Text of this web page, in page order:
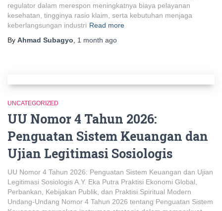
regulator dalam merespon meningkatnya biaya pelayanan
kesehatan, tingginya rasio klaim, serta kebutuhan menjaga
keberlangsungan industri Read more
By Ahmad Subagyo 1 month ago
UNCATEGORIZED
UU Nomor 4 Tahun 2026:
Penguatan Sistem Keuangan dan
Ujian Legitimasi Sosiologis
UU Nomor 4 Tahun 2026: Penguatan Sistem Keuangan dan Ujian
Legitimasi Sosiologis A.Y. Eka Putra Praktisi Ekonomi Global,
Perbankan, Kebijakan Publik, dan Praktisi Spiritual Modern
Undang-Undang Nomor 4 Tahun 2026 tentang Penguatan Sistem